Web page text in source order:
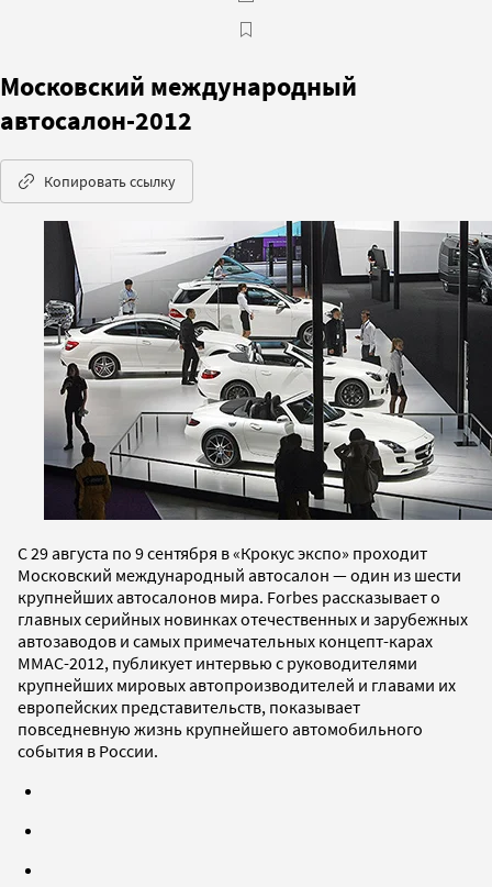
Московский международный
автосалон-2012
Копировать ссылку
С 29 августа по 9 сентября в «Крокус экспо» проходит
Московский международный автосалон — один из шести
крупнейших автосалонов мира. Forbes рассказывает о
главных серийных новинках отечественных и зарубежных
автозаводов и самых примечательных концепт-карах
ММАС-2012, публикует интервью с руководителями
крупнейших мировых автопроизводителей и главами их
европейских представительств, показывает
повседневную жизнь крупнейшего автомобильного
события в России.